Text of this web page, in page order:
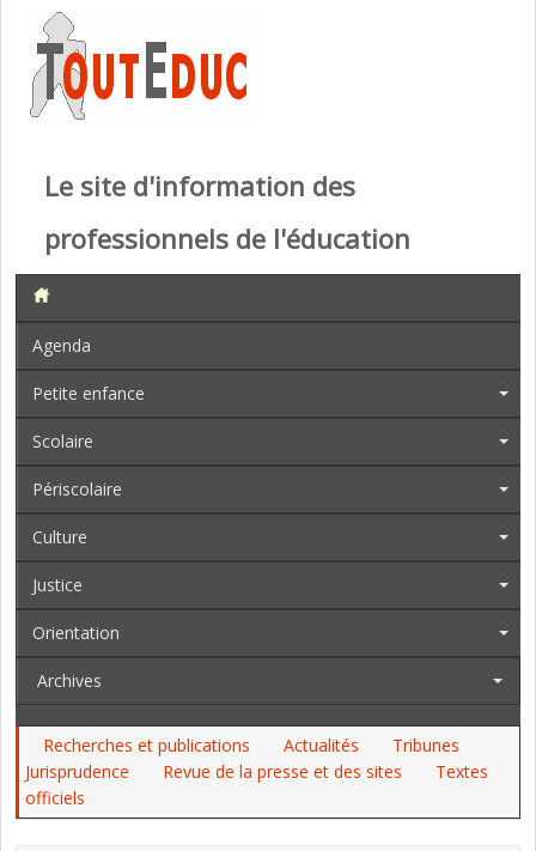
Le site d'information des
professionnels de l'éducation
Agenda
Petite enfance
Scolaire
Périscolaire
Culture
Justice
Orientation
Archives
Recherches et publications Actualités
Tribunes
Jurisprudence
Revue de la presse et des sites
Textes
officiels